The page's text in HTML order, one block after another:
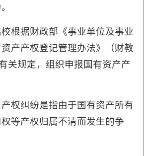
据财政部《事业单位及事业
产产权登记管理办法》（财教
关规定，组织申报国有资产产
纠纷是指由于国有资产所有
等产权归属不清而发生的争